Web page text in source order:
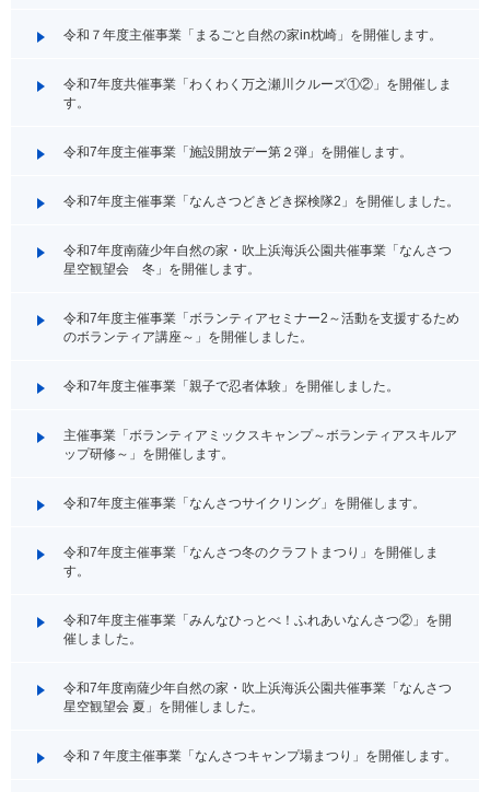
令和７年度主催事業「まるごと自然の家in枕崎」を開催します。
令和7年度共催事業「わくわく万之瀬川クルーズ①②」を開催しま
す。
令和7年度主催事業「施設開放デー第２弾」を開催します。
令和7年度主催事業「なんさつどきどき探検隊2」を開催しました。
令和7年度南薩少年自然の家・吹上浜海浜公園共催事業「なんさつ
星空観望会 冬」を開催します。
令和7年度主催事業「ボランティアセミナー2～活動を支援するため
のボランティア講座～」を開催しました。
令和7年度主催事業「親子で忍者体験」を開催しました。
主催事業「ボランティアミックスキャンプ～ボランティアスキルア
ップ研修～」を開催します。
令和7年度主催事業「なんさつサイクリング」を開催します。
令和7年度主催事業「なんさつ冬のクラフトまつり」を開催しま
す。
令和7年度主催事業「みんなひっとべ！ふれあいなんさつ②」を開
催しました。
令和7年度南薩少年自然の家・吹上浜海浜公園共催事業「なんさつ
星空観望会 夏」を開催しました。
令和７年度主催事業「なんさつキャンプ場まつり」を開催します。